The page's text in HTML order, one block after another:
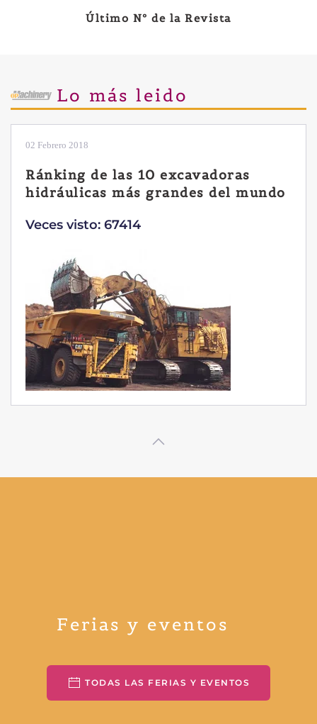
Último Nº de la Revista
Lo más leido
28 Enero 2019
Las ventajas de la excavadora
Yanmar B7 Sigma-6
Veces visto: 32216
Ferias y eventos
TODAS LAS FERIAS Y EVENTOS